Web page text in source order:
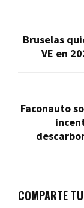
Bruselas
VE en
Faconauto
COMPARTE